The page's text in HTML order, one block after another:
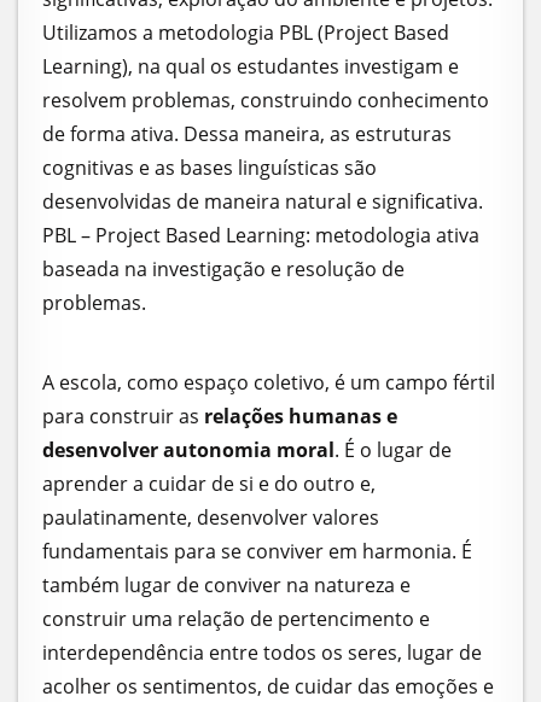
Utilizamos a metodologia PBL (Project Based
Learning), na qual os estudantes investigam e
resolvem problemas, construindo conhecimento
de forma ativa. Dessa maneira, as estruturas
cognitivas e as bases linguísticas são
desenvolvidas de maneira natural e significativa.
PBL – Project Based Learning: metodologia ativa
baseada na investigação e resolução de
problemas.
A escola, como espaço coletivo, é um campo fértil
para construir as relações humanas e
desenvolver autonomia moral. É o lugar de
aprender a cuidar de si e do outro e,
paulatinamente, desenvolver valores
fundamentais para se conviver em harmonia. É
também lugar de conviver na natureza e
construir uma relação de pertencimento e
interdependência entre todos os seres, lugar de
acolher os sentimentos, de cuidar das emoções e